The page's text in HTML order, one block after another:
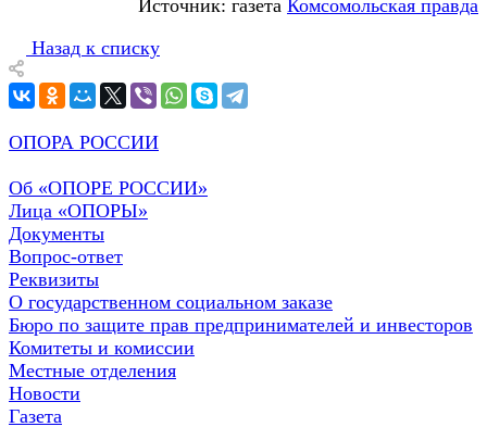
Источник: газета Комсомольская правда
Назад к списку
ОПОРА РОССИИ
Об «ОПОРЕ РОССИИ»
Лица «ОПОРЫ»
Документы
Вопрос-ответ
Реквизиты
О государственном социальном заказе
Бюро по защите прав предпринимателей и инвесторов
Комитеты и комиссии
Местные отделения
Новости
Газета